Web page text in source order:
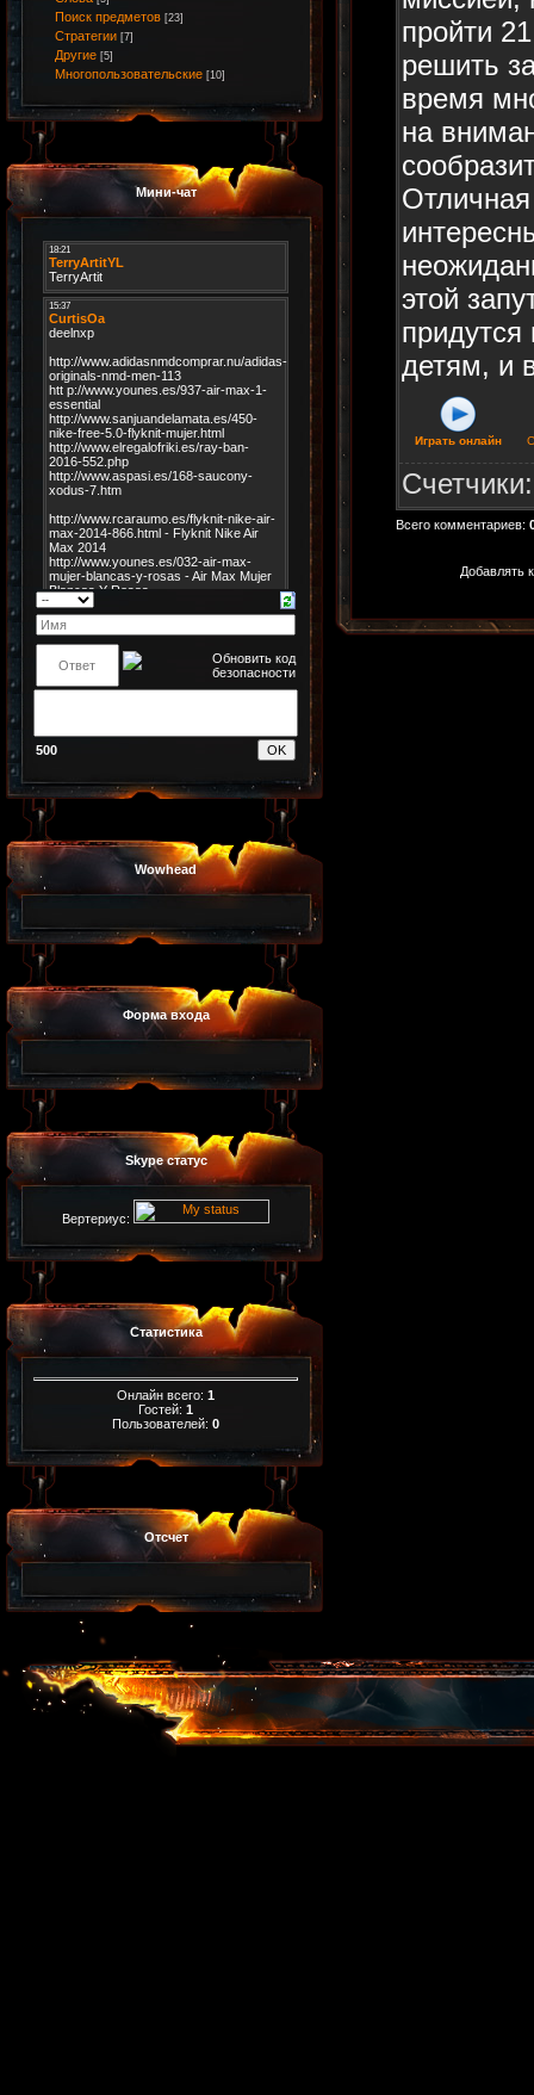
Поиск предметов [23]
Стратегии [7]
Другие [5]
Многопользовательские [10]
Мини-чат
500
Wowhead
Форма входа
Skype статус
Вертериус:
Статистика
Онлайн всего: 1
Гостей: 1
Пользователей: 0
Отсчет
пройти
решить
время
на
этой
придутся
детям, и
Играть онлайн
Счетчики
Всего комментариев:
Добавлять